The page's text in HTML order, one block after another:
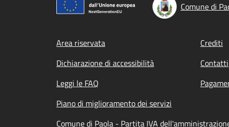
Comune di
Footer menu
Area riservata Crediti
Dichiarazione di accessibilità
Contatti
Leggi le FAQ
Piano di miglioramento dei servizi
Comune di Paola - Partita IVA